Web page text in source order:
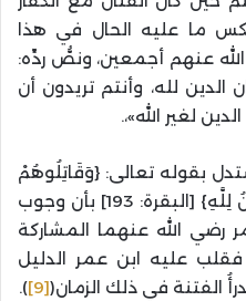
ما عليه الحال في هذا
الله عنهم أجمعين، ونصُّ ردِّه:
الدين لله، وأنتم تريدون أن
لغير الله»،.
بقوله تعالى: {وَقَاتِلُوهُمْ
حَتَّى لَا تَكُونَ فِتْنَةٌ وَيَكُونَ الدِّينُ لِلَّهِ} [البقرة: 193] بأن وجوب
رضي الله عنهما المشاركة
عليه ابن عمر الدليل
الفتنة في ذلك الزمان([9]
).